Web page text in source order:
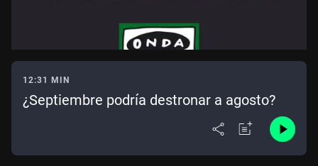
12:31 MIN
¿Septiembre podría destronar a agosto?